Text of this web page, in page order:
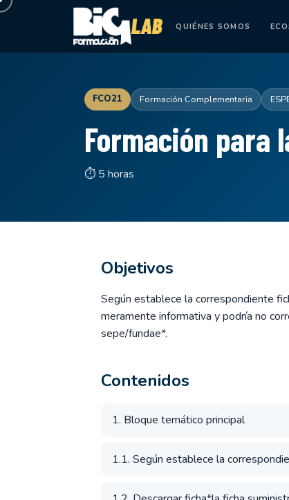
QUIÉNES SOMOS
FCO21 Formación Complementaria
Formación para
⏱ 5 horas
Objetivos
Según establece la correspondiente
meramente informativa y podría no
sepe/fundae*.
Contenidos
1. Bloque temático principal
1.1. Según establece la